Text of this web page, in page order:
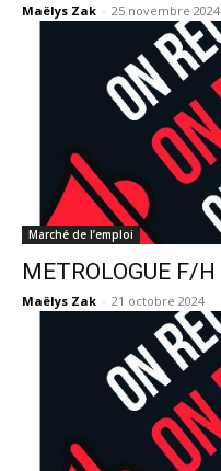
Maëlys Zak - 25 novembre 2024
Marché de l’emploi
METROLOGUE F/H
Maëlys Zak - 21 octobre 2024